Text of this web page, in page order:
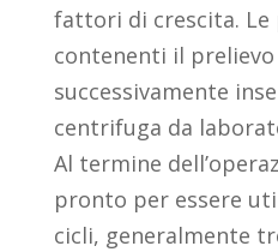
fattori di crescita. Le
contenenti il prelievo
successivamente
centrifuga da
Al termine
pronto per essere
cicli, generalmente